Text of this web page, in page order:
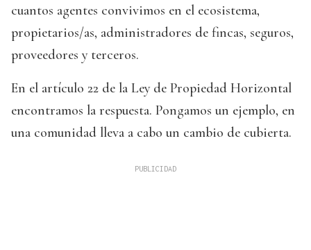
cuantos agentes convivimos en el ecosistema,
propietarios/as, administradores de fincas, seguros,
proveedores y terceros.
En el artículo 22 de la Ley de Propiedad Horizontal
encontramos la respuesta. Pongamos un ejemplo, en
una comunidad lleva a cabo un cambio de cubierta.